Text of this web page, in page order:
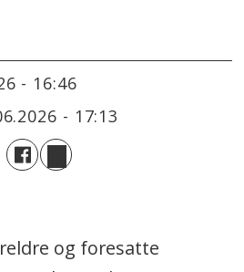
- 16:46
- 17:13
og foresatte